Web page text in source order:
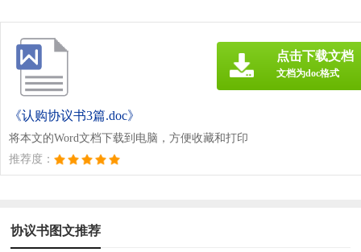
《认购协议书3篇.doc》
将本文的Word文档下载到电脑，方便收藏和打印
推荐度：
点击下载文档
文档为doc格式
协议书图文推荐